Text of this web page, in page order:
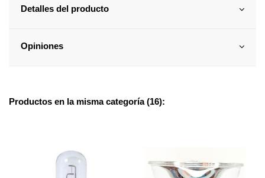
Detalles del producto
Opiniones
Productos en la misma categoría (16):